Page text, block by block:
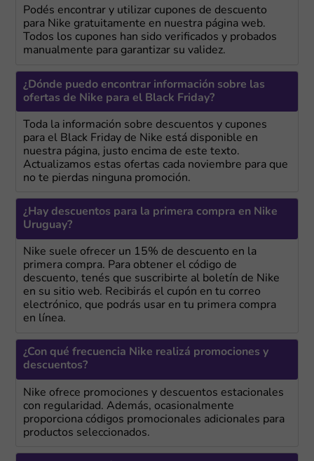
Podés encontrar y utilizar cupones de descuento
para Nike gratuitamente en nuestra página web.
Todos los cupones han sido verificados y probados
manualmente para garantizar su validez.
¿Dónde puedo encontrar información sobre las
ofertas de Nike para el Black Friday?
Toda la información sobre descuentos y cupones
para el Black Friday de Nike está disponible en
nuestra página, justo encima de este texto.
Actualizamos estas ofertas cada noviembre para que
no te pierdas ninguna promoción.
¿Hay descuentos para la primera compra en Nike
Uruguay?
Nike suele ofrecer un 15% de descuento en la
primera compra. Para obtener el código de
descuento, tenés que suscribirte al boletín de Nike
en su sitio web. Recibirás el cupón en tu correo
electrónico, que podrás usar en tu primera compra
en línea.
¿Con qué frecuencia Nike realizá promociones y
descuentos?
Nike ofrece promociones y descuentos estacionales
con regularidad. Además, ocasionalmente
proporciona códigos promocionales adicionales para
productos seleccionados.